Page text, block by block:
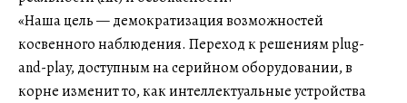
«Наша цель — демократизация возможностей
косвенного наблюдения. Переход к решениям plug-
and-play, доступным на серийном оборудовании, в
корне изменит то, как интеллектуальные устройства